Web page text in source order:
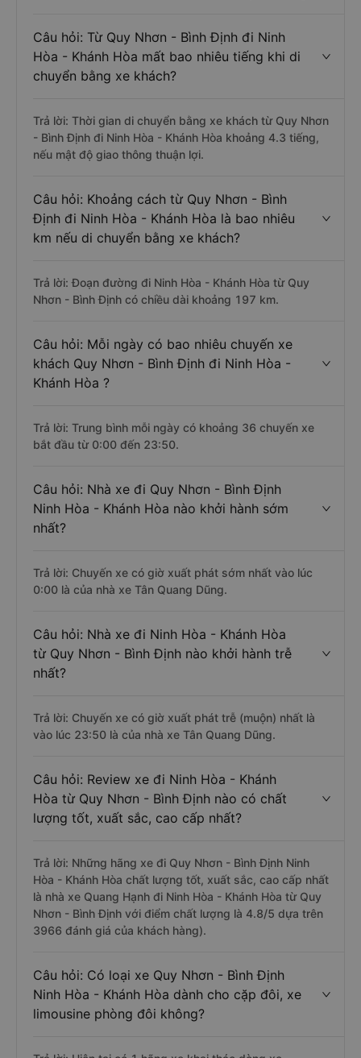
Câu hỏi: Từ Quy Nhơn - Bình Định đi Ninh
Hòa - Khánh Hòa mất bao nhiêu tiếng khi di
chuyển bằng xe khách?
Trả lời: Thời gian di chuyển bằng xe khách từ Quy Nhơn
- Bình Định đi Ninh Hòa - Khánh Hòa khoảng 4.3 tiếng,
nếu mật độ giao thông thuận lợi.
Câu hỏi: Khoảng cách từ Quy Nhơn - Bình
Định đi Ninh Hòa - Khánh Hòa là bao nhiêu
km nếu di chuyển bằng xe khách?
Trả lời: Đoạn đường đi Ninh Hòa - Khánh Hòa từ Quy
Nhơn - Bình Định có chiều dài khoảng 197 km.
Câu hỏi: Mỗi ngày có bao nhiêu chuyến xe
khách Quy Nhơn - Bình Định đi Ninh Hòa -
Khánh Hòa ?
Trả lời: Trung bình mỗi ngày có khoảng 36 chuyến xe
bắt đầu từ 0:00 đến 23:50.
Câu hỏi: Nhà xe đi Quy Nhơn - Bình Định
Ninh Hòa - Khánh Hòa nào khởi hành sớm
nhất?
Trả lời: Chuyến xe có giờ xuất phát sớm nhất vào lúc
0:00 là của nhà xe Tân Quang Dũng.
Câu hỏi: Nhà xe đi Ninh Hòa - Khánh Hòa
từ Quy Nhơn - Bình Định nào khởi hành trễ
nhất?
Trả lời: Chuyến xe có giờ xuất phát trễ (muộn) nhất là
vào lúc 23:50 là của nhà xe Tân Quang Dũng.
Câu hỏi: Review xe đi Ninh Hòa - Khánh
Hòa từ Quy Nhơn - Bình Định nào có chất
lượng tốt, xuất sắc, cao cấp nhất?
Trả lời: Những hãng xe đi Quy Nhơn - Bình Định Ninh
Hòa - Khánh Hòa chất lượng tốt, xuất sắc, cao cấp nhất
là nhà xe Quang Hạnh đi Ninh Hòa - Khánh Hòa từ Quy
Nhơn - Bình Định với điểm chất lượng là 4.8/5 dựa trên
3966 đánh giá của khách hàng).
Câu hỏi: Có loại xe Quy Nhơn - Bình Định
Ninh Hòa - Khánh Hòa dành cho cặp đôi, xe
limousine phòng đôi không?